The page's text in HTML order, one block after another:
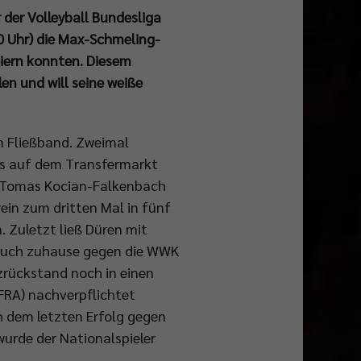
Volleyball Bundesliga
Uhr) die Max-Schmeling-
konnten. Diesem
und will seine weiße
Fließband. Zweimal
auf dem Transfermarkt
Kocian-Falkenbach
zum dritten Mal in fünf
Zuletzt ließ Düren mit
zuhause gegen die WWK
noch in einen
nachverpflichtet
dem letzten Erfolg gegen
der Nationalspieler